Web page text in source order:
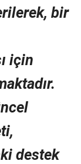
bir
için
destek